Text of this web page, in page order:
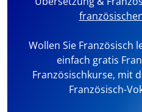
Wollen Sie Französisch
einfach gratis
Französischkurse, mit
Französisch-